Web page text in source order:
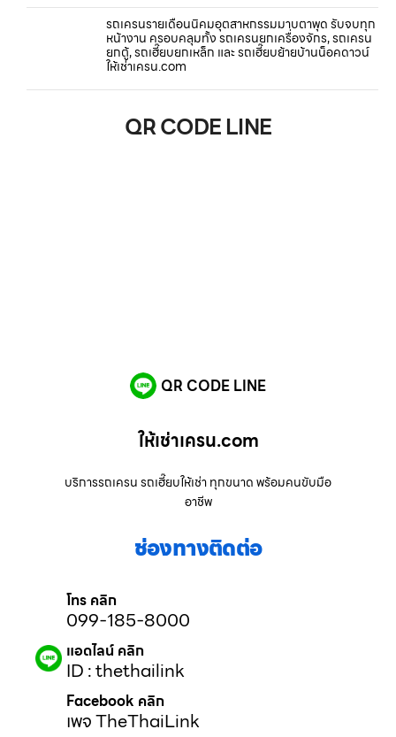
รถเครนรายเดือนนิคมอุตสาหกรรมมาบตาพุด รับจบทุก
หน้างาน ครอบคลุมทั้ง รถเครนยกเครื่องจักร, รถเครน
ยกตู้, รถเฮี๊ยบยกเหล็ก และ รถเฮี๊ยบย้ายบ้านน็อคดาวน์
ให้เช่าเครน.com
QR CODE LINE
QR CODE LINE
ให้เช่าเครน.com
บริการรถเครน รถเฮี๊ยบให้เช่า ทุกขนาด พร้อมคนขับมือ
อาชีพ
ช่องทางติดต่อ
โทร คลิก
099-185-8000
แอดไลน์ คลิก
ID : thethailink
Facebook คลิก
เพจ TheThaiLink